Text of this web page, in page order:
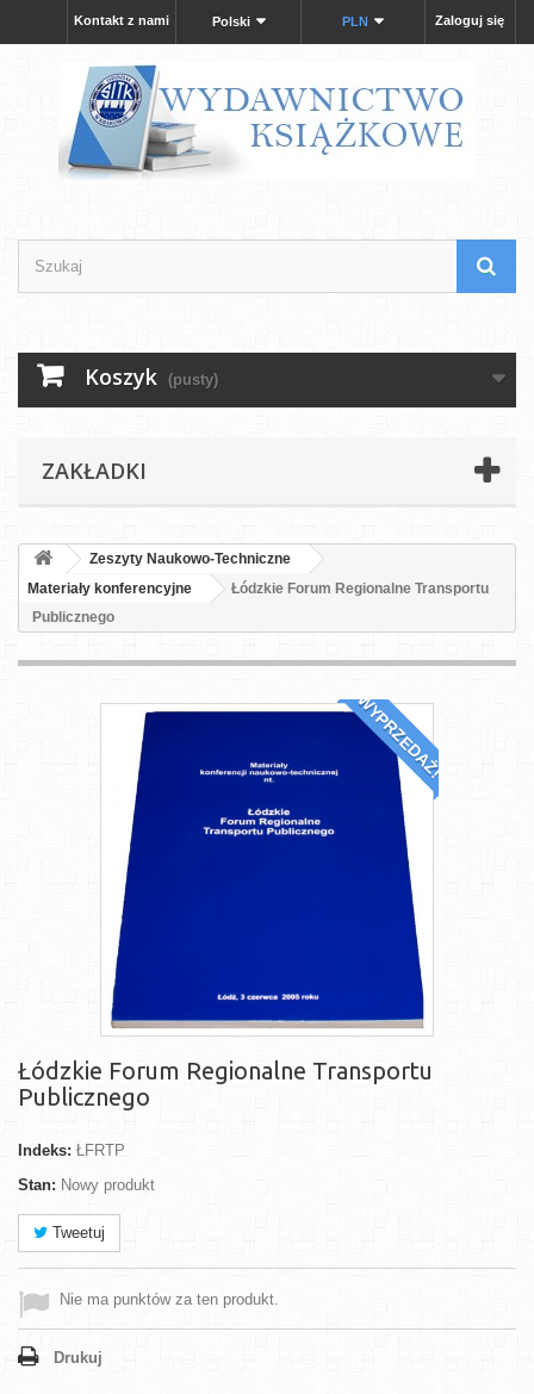
Zaloguj się
PLN
Polski
Kontakt z nami
Koszyk (pusty)
ZAKŁADKI
Zeszyty Naukowo-Techniczne
Materiały konferencyjne
Łódzkie Forum Regionalne Transportu
Publicznego
WYPRZEDAŻ!
Łódzkie Forum Regionalne Transportu
Publicznego
Indeks: ŁFRTP
Stan: Nowy produkt
Tweetuj
Nie ma punktów za ten produkt.
Drukuj